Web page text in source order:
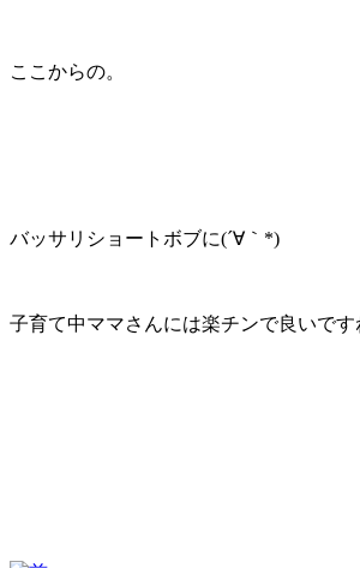
ここからの。
バッサリショートボブに(´∀｀*)
子育て中ママさんには楽チンで良いで